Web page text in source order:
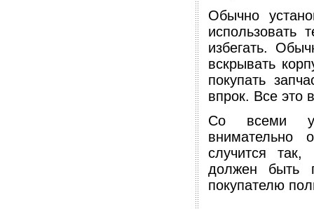
Обычно
использовать
избегать.
вскрывать
покупать
впрок. Все это
Со всеми
внимательно
случится так,
должен быть
покупателю